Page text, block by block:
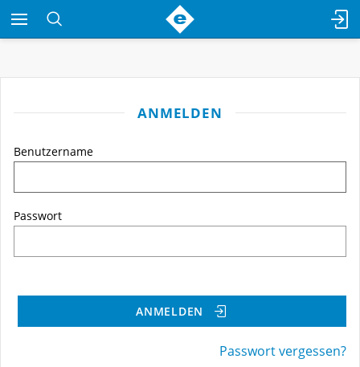
ANMELDEN
Benutzername
Passwort
ANMELDEN
Passwort vergessen?